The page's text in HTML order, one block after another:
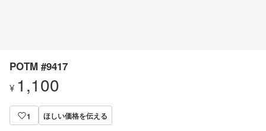
POTM #9417
¥ 1,100
1 ほしい価格を伝える